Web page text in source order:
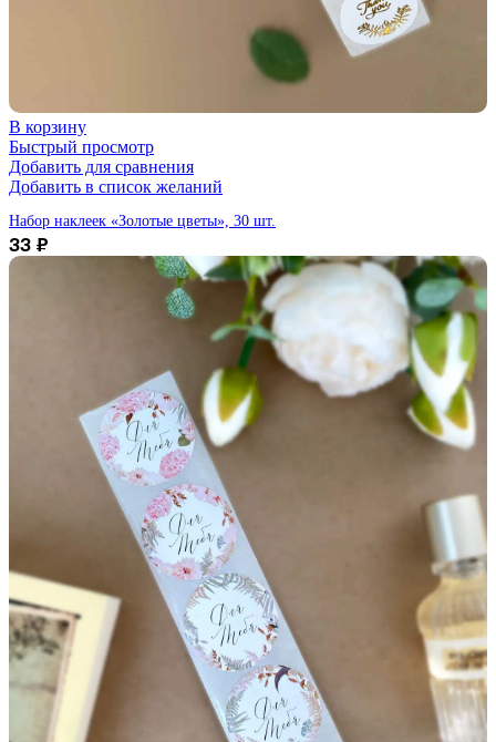
В корзину
Быстрый просмотр
Добавить для сравнения
Добавить в список желаний
Набор наклеек «Золотые цветы», 30 шт.
33 ₽